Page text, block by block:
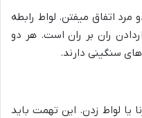
اتفاق میفتن. لواط رابطه
ران بر ران است. هر دو
سنگینی دارند.
لواط زدن. این تهمت باید